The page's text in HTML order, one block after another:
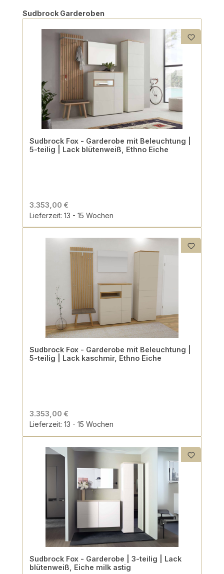
Produktgalerie überspringen
Sudbrock Garderoben
Sudbrock Fox - Garderobe mit Beleuchtung |
5-teilig | Lack blütenweiß, Ethno Eiche
3.353,00 €
Lieferzeit: 13 - 15 Wochen
Sudbrock Fox - Garderobe mit Beleuchtung |
5-teilig | Lack kaschmir, Ethno Eiche
3.353,00 €
Lieferzeit: 13 - 15 Wochen
Sudbrock Fox - Garderobe | 3-teilig | Lack
blütenweiß, Eiche milk astig